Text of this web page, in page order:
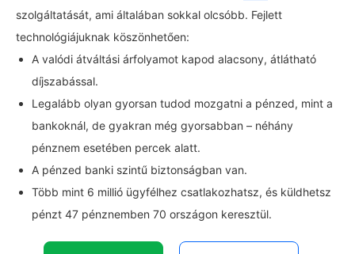
szolgáltatását, ami általában sokkal olcsóbb. Fejlett
technológiájuknak köszönhetően:
A valódi átváltási árfolyamot kapod alacsony, átlátható
díjszabással.
Legalább olyan gyorsan tudod mozgatni a pénzed, mint a
bankoknál, de gyakran még gyorsabban – néhány
pénznem esetében percek alatt.
A pénzed banki szintű biztonságban van.
Több mint 6 millió ügyfélhez csatlakozhatsz, és küldhetsz
pénzt 47 pénznemben 70 országon keresztül.